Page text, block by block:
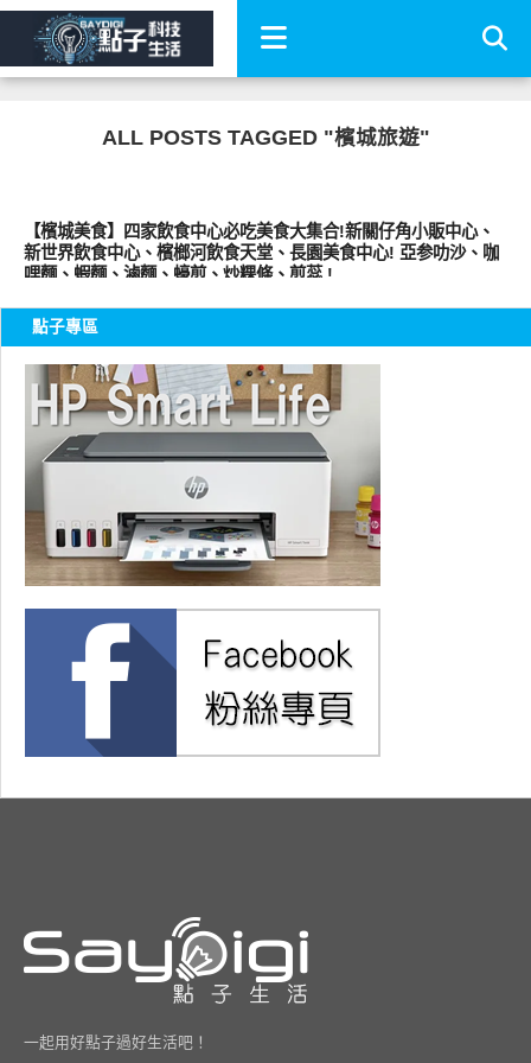
ALL POSTS TAGGED "檳城旅遊"
【檳城美食】四家飲食中心必吃美食大集合!新關仔角小販中心、
新世界飲食中心、檳榔河飲食天堂、長園美食中心! 亞参叻沙、咖
哩麵、蝦麵、滷麵、蠔煎、炒粿條、煎蕊 !
點子專區
一起用好點子過好生活吧！